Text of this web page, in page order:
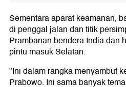
Sementara aparat keamanan,
di penggal jalan dan titik
Prambanan bendera India dan
pintu masuk Selatan.
"Ini dalam rangka menyambut
Prabowo. Ini sama banyak